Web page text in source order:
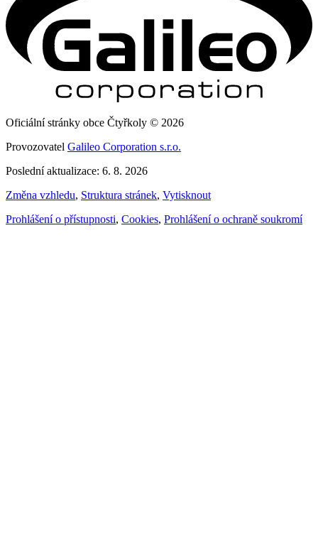
Oficiální stránky obce Čtyřkoly © 2026
Provozovatel Galileo Corporation s.r.o.
Poslední aktualizace: 6. 8. 2026
Změna vzhledu, Struktura stránek, Vytisknout
Prohlášení o přístupnosti, Cookies, Prohlášení o ochraně soukromí